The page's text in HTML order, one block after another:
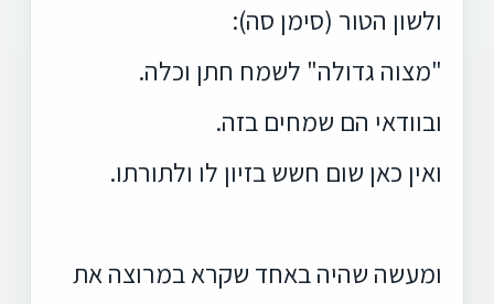
ולשון הטור (סימן סה):
"מצוה גדולה" לשמח חתן וכלה.
ובוודאי הם שמחים בזה.
ואין כאן שום חשש בזיון לו ולתורתו.
ומעשה שהיה באחד שקרא במרוצה את